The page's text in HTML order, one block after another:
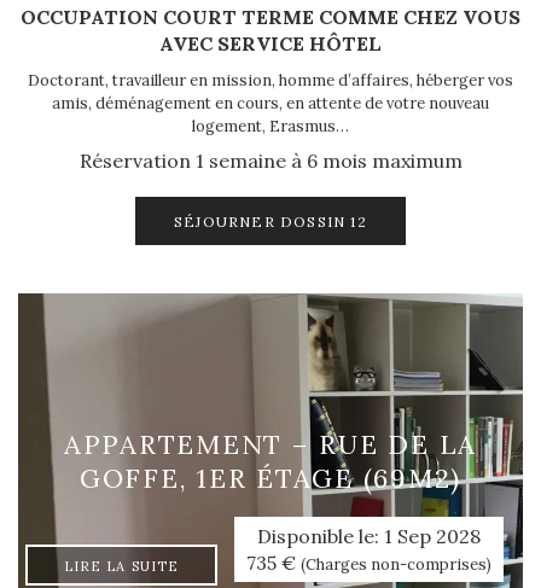
OCCUPATION COURT TERME COMME CHEZ VOUS
AVEC SERVICE HÔTEL
Doctorant, travailleur en mission, homme d’affaires, héberger vos
amis, déménagement en cours, en attente de votre nouveau
logement, Erasmus…
Réservation 1 semaine à 6 mois maximum
SÉJOURNER DOSSIN 12
APPARTEMENT – RUE DE LA
GOFFE, 1ER ÉTAGE (69M2)
LIRE LA SUITE
Disponible le: 1 Sep 2028
735 €(Charges non-comprises)